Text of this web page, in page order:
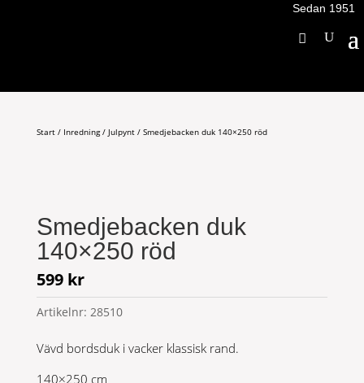
Sedan 1951
Start/ Inredning/ Julpynt/ Smedjebacken duk 140×250 röd
Smedjebacken duk
140×250 röd
599 kr
Artikelnr: 28510
Vävd bordsduk i vacker klassisk rand.
140×250 cm